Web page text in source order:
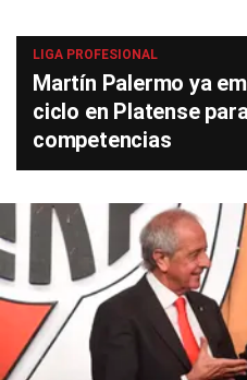
LIGA PROFESIONAL
Martín Palermo ya
ciclo en Platense
competencias